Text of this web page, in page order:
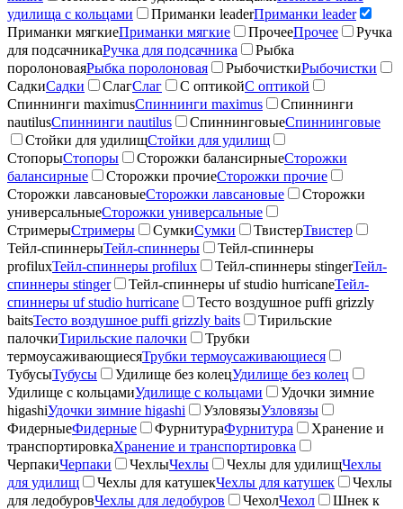
удилища с кольцами
Приманки leaderПриманки leader
Приманки мягкиеПриманки мягкие ПрочееПрочее
Ручка
для подсачникаРучка для подсачника
Рыбка
поролоноваяРыбка поролоновая РыбочисткиРыбочистки
СадкиСадки СлагСлаг С оптикойС оптикой
Спиннинги maximusСпиннинги maximus
Спиннинги
nautilusСпиннинги nautilus СпиннинговыеСпиннинговые
Стойки для удилищСтойки для удилищ
СтопорыСтопоры Сторожки балансирныеСторожки
балансирные
Сторожки прочиеСторожки прочие
Сторожки лавсановыеСторожки лавсановые
Сторожки
универсальныеСторожки универсальные
СтримерыСтримеры СумкиСумки ТвистерТвистер
Тейл-спиннерыТейл-спиннеры
Тейл-спиннеры
profiluxТейл-спиннеры profilux Тейл-спиннеры stingerТейл-
спиннеры stinger
Тейл-спиннеры uf studio hurricaneТейл-
спиннеры uf studio hurricane
Тесто воздушное puffi grizzly
baitsТесто воздушное puffi grizzly baits
Тирильские
палочкиТирильские палочки
Трубки
термоусаживающиесяТрубки термоусаживающиеся
ТубусыТубусы Удилище без колецУдилище без колец
Удилище с кольцамиУдилище с кольцами
Удочки зимние
higashiУдочки зимние higashi УзловязыУзловязы
ФидерныеФидерные ФурнитураФурнитура
Хранение и
транспортировкаХранение и транспортировка
ЧерпакиЧерпаки ЧехлыЧехлы Чехлы для удилищЧехлы
для удилищ
Чехлы для катушекЧехлы для катушек
Чехлы
для ледобуровЧехлы для ледобуров ЧехолЧехол
Шнек к